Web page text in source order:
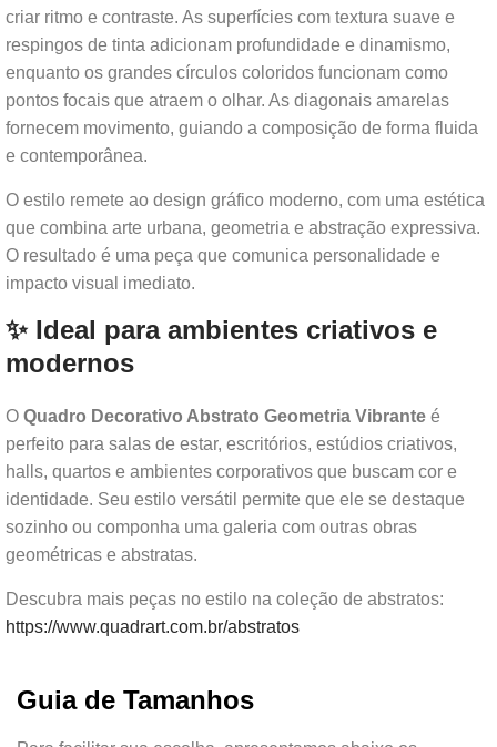
criar ritmo e contraste. As superfícies com textura suave e
respingos de tinta adicionam profundidade e dinamismo,
enquanto os grandes círculos coloridos funcionam como
pontos focais que atraem o olhar. As diagonais amarelas
fornecem movimento, guiando a composição de forma fluida
e contemporânea.
O estilo remete ao design gráfico moderno, com uma estética
que combina arte urbana, geometria e abstração expressiva.
O resultado é uma peça que comunica personalidade e
impacto visual imediato.
✨ Ideal para ambientes criativos e
modernos
O Quadro Decorativo Abstrato Geometria Vibrante é
perfeito para salas de estar, escritórios, estúdios criativos,
halls, quartos e ambientes corporativos que buscam cor e
identidade. Seu estilo versátil permite que ele se destaque
sozinho ou componha uma galeria com outras obras
geométricas e abstratas.
Descubra mais peças no estilo na coleção de abstratos:
https://www.quadrart.com.br/abstratos
Guia de Tamanhos